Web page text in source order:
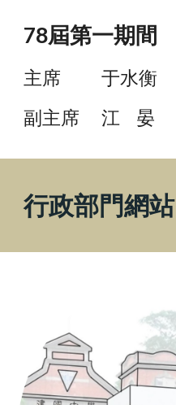
78屆第一期間
主席
于水衡
副主席
江 晏
行政部門網站